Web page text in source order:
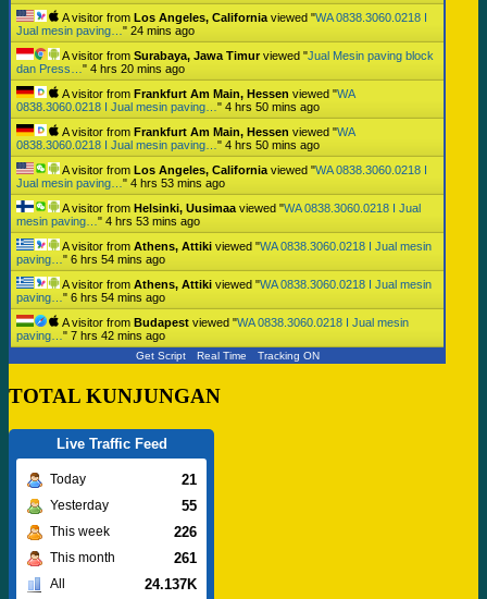
A visitor from Los Angeles, California viewed "WA 0838.3060.0218 I
Jual mesin paving… " 24 mins ago
A visitor from Surabaya, Jawa Timurviewed "Jual Mesin paving block
dan Press… " 4 hrs 20 mins ago
A visitor from Frankfurt Am Main, Hessen viewed "WA
0838.3060.0218 I Jual mesin paving… " 4 hrs 50 mins ago
A visitor from Frankfurt Am Main, Hessen viewed "WA
0838.3060.0218 I Jual mesin paving… " 4 hrs 50 mins ago
A visitor from Los Angeles, California viewed "WA 0838.3060.0218 I
Jual mesin paving… " 4 hrs 53 mins ago
A visitor from Helsinki, Uusimaa viewed "WA 0838.3060.0218 I Jual
mesin paving… " 4 hrs 53 mins ago
A visitor from Athens, Attiki viewed "WA 0838.3060.0218 I Jual mesin
paving… " 6 hrs 54 mins ago
A visitor from Athens, Attiki viewed "WA 0838.3060.0218 I Jual mesin
paving… " 6 hrs 54 mins ago
A visitor from Budapest viewed "WA 0838.3060.0218 I Jual mesin
paving… " 7 hrs 42 mins ago
Get Script Real Time Tracking ON
TOTAL KUNJUNGAN
Live Traffic Feed
Today 21
Yesterday 55
This week 226
This month 261
All 24.137K